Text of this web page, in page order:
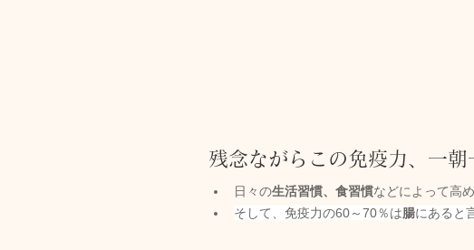
残念ながらこの免疫力、一朝
日々の生活習慣、食習慣などによって高
そして、免疫力の60～70％は腸にあると